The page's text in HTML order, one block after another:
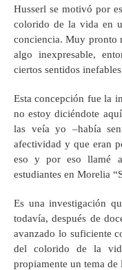
Husserl se motivó por
colorido de la vida en
conciencia. Muy pronto
algo inexpresable,
ciertos sentidos
Esta concepción fue la
no estoy diciéndote
las veía yo –había
afectividad y que eran
eso y por eso llamé
estudiantes en Morelia
Es una investigación
todavía, después de
avanzado lo suficiente
del colorido de la
propiamente un tema